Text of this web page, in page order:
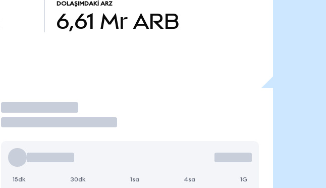
DOLAŞIMDAKI ARZ
6,61 Mr ARB
İşlem Yap
15dk 30dk 1sa 4sa 1G